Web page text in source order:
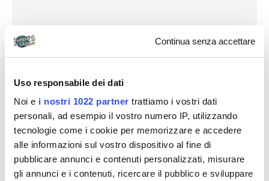
Continua senza accettare
Uso responsabile dei dati
Noi e i nostri 1022 partner trattiamo i vostri dati
personali, ad esempio il vostro numero IP, utilizzando
tecnologie come i cookie per memorizzare e accedere
alle informazioni sul vostro dispositivo al fine di
pubblicare annunci e contenuti personalizzati, misurare
gli annunci e i contenuti, ricercare il pubblico e sviluppare
Il percorso si svolge lungo un sentiero ben tracciato,
la prima parte della visita è libera, la seconda parte
prevede un ritrovo con altre persone ed è guidata, si